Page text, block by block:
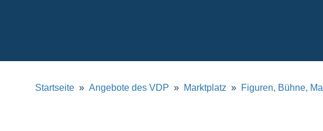
Puppentheater
Startseite Angebote des VDP Marktplatz Figuren, Bühne,